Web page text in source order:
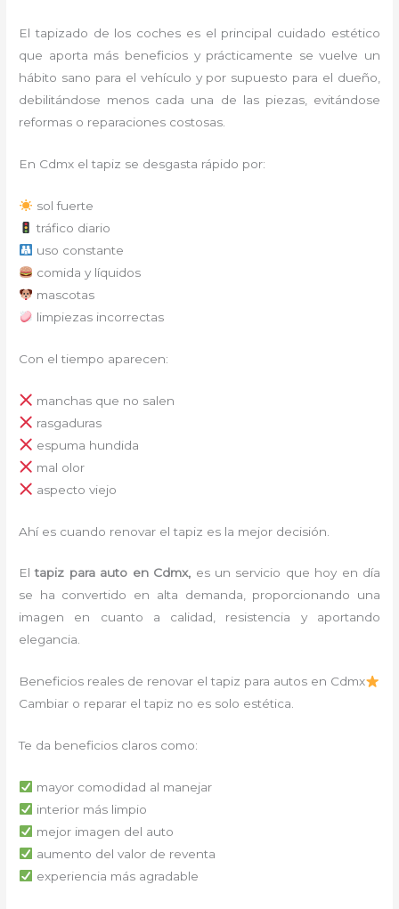
El tapizado de los coches es el principal cuidado estético
que aporta más beneficios y prácticamente se vuelve un
hábito sano para el vehículo y por supuesto para el dueño,
debilitándose menos cada una de las piezas, evitándose
reformas o reparaciones costosas.
En Cdmx el tapiz se desgasta rápido por:
sol fuerte
tráfico diario
uso constante
comida y líquidos
mascotas
limpiezas incorrectas
Con el tiempo aparecen:
manchas que no salen
rasgaduras
espuma hundida
mal olor
aspecto viejo
Ahí es cuando renovar el tapiz es la mejor decisión.
El tapiz para auto en Cdmx, es un servicio que hoy en día
se ha convertido en alta demanda, proporcionando una
imagen en cuanto a calidad, resistencia y aportando
elegancia.
Beneficios reales de renovar el tapiz para autos en Cdmx
Cambiar o reparar el tapiz no es solo estética.
Te da beneficios claros como:
mayor comodidad al manejar
interior más limpio
mejor imagen del auto
aumento del valor de reventa
experiencia más agradable